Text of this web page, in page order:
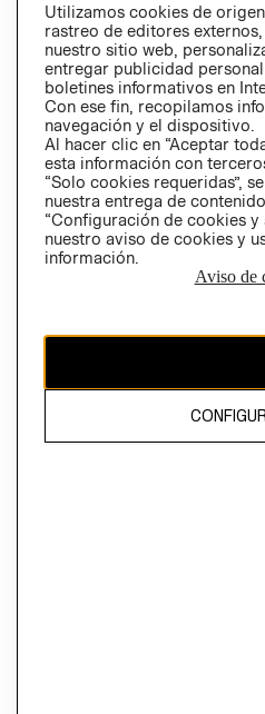
Perú (S/)
CAMBIAR REGIÓN
propiedad de H&M Hennes & Mauritz
Utilizamos cookies de
rastreo de editores
nuestro sitio web,
entregar publicidad
boletines informativos en
Con ese fin, recopilamos
navegación y el dispositivo.
Al hacer clic en “Aceptar
esta información con
“Solo cookies requeridas”,
nuestra entrega de
“Configuración de cookies
nuestro aviso de cookies y
información.
Aviso de